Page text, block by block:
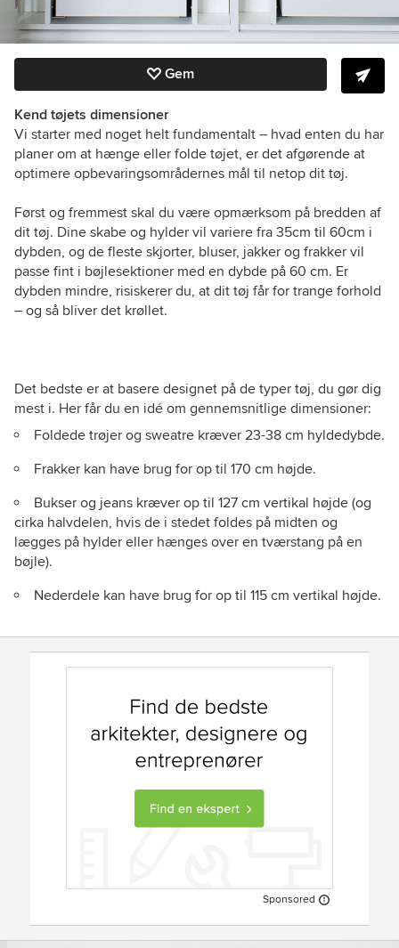
Gem
Kend tøjets dimensioner
Vi starter med noget helt fundamentalt – hvad enten du har
planer om at hænge eller folde tøjet, er det afgørende at
optimere opbevaringsområdernes mål til netop dit tøj.
Først og fremmest skal du være opmærksom på bredden af
dit tøj. Dine skabe og hylder vil variere fra 35cm til 60cm i
dybden, og de fleste skjorter, bluser, jakker og frakker vil
passe fint i bøjlesektioner med en dybde på 60 cm. Er
dybden mindre, risiskerer du, at dit tøj får for trange forhold
– og så bliver det krøllet.
Det bedste er at basere designet på de typer tøj, du gør dig
mest i. Her får du en idé om gennemsnitlige dimensioner:
Foldede trøjer og sweatre kræver 23-38 cm hyldedybde.
Frakker kan have brug for op til 170 cm højde.
Bukser og jeans kræver op til 127 cm vertikal højde (og
cirka halvdelen, hvis de i stedet foldes på midten og
lægges på hylder eller hænges over en tværstang på en
bøjle).
Nederdele kan have brug for op til 115 cm vertikal højde.
Sponsored